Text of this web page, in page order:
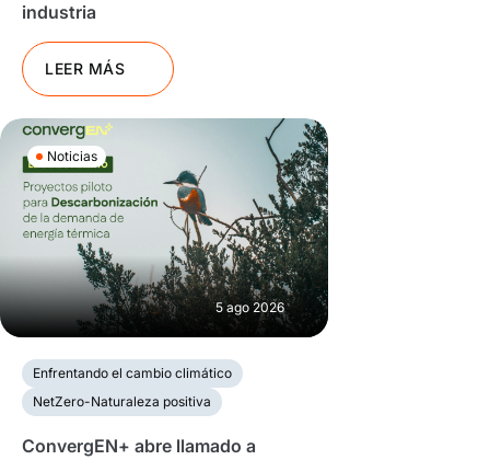
industria
LEER MÁS
Noticias
5 ago 2026
Enfrentando el cambio climático
NetZero-Naturaleza positiva
ConvergEN+ abre llamado a